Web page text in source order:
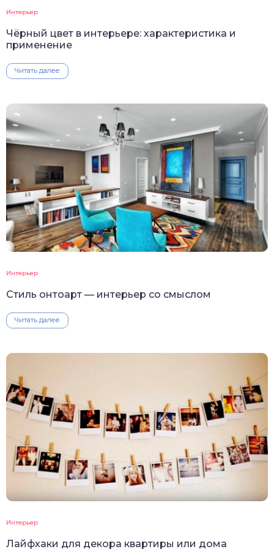
Интерьер
Чёрный цвет в интерьере: характеристика и
применение
Читать далее
Интерьер
Стиль онтоарт — интерьер со смыслом
Читать далее
Интерьер
Лайфхаки для декора квартиры или дома